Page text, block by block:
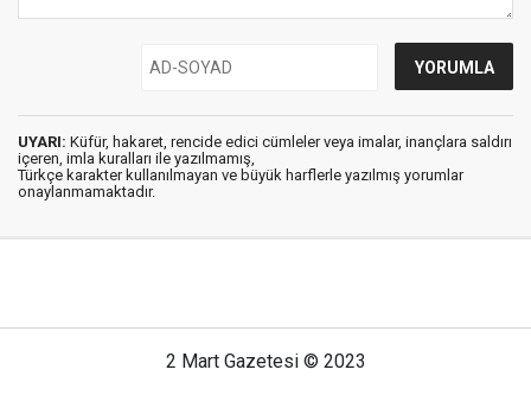
UYARI: Küfür, hakaret, rencide edici cümleler veya imalar, inançlara saldırı
içeren, imla kuralları ile yazılmamış,
Türkçe karakter kullanılmayan ve büyük harflerle yazılmış yorumlar
onaylanmamaktadır.
2 Mart Gazetesi © 2023